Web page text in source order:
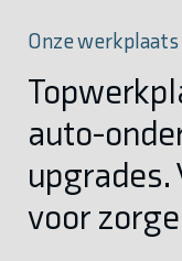
Onze
auto-
upgrades.
voor